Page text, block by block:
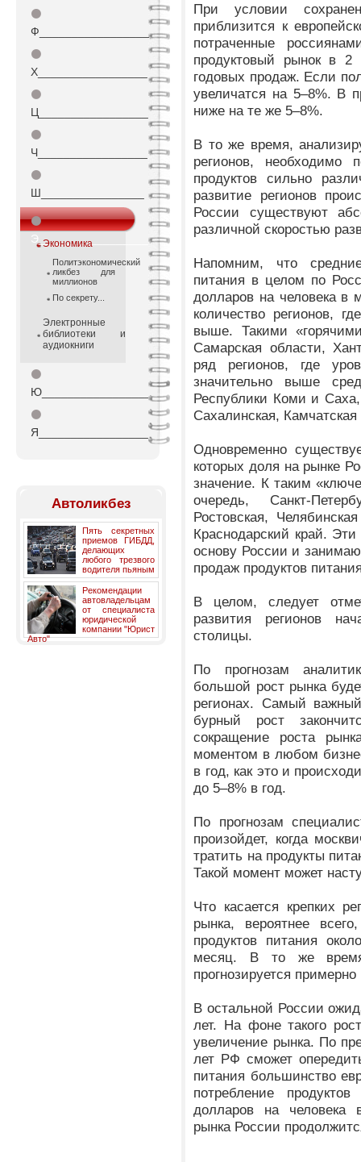
⚫
Ф_________________
⚫
Х_________________
⚫
Ц_________________
⚫
Ч_________________
⚫
Ш________________
⚫
Э_________________
Экономика
Политэкономический
ликбез для
миллионов
По секрету...
Электронные
библиотеки и
аудиокниги
⚫
Ю_________________
⚫
Я_________________
Автоликбез
Пять секретных
приемов ГИБДД,
делающих
любого трезвого
водителя пьяным
Рекомендации
автовладельцам
от специалиста
юридической
компании "Юрист
Авто"
При условии
приблизится к
потраченные
продуктовый рынок в
годовых продаж. Если
увеличатся на 5–8%. В
ниже на те же 5–8%.
В то же время,
регионов, необходимо
продуктов сильно
развитие регионов
России существуют
различной скоростью
Напомним, что
питания в целом по
долларов на человека в
количество регионов,
выше. Такими
Самарская области,
ряд регионов, где
значительно выше
Республики Коми и
Сахалинская,
Одновременно
которых доля на рынке
значение. К таким
очередь, Санкт-
Ростовская,
Краснодарский край.
основу России и
продаж продуктов
В целом, следует
развития регионов
столицы.
По прогнозам
большой рост рынка
регионах. Самый
бурный рост
сокращение роста
моментом в любом
в год, как это и
до 5–8% в год.
По прогнозам
произойдет, когда
тратить на продукты
Такой момент может
Что касается крепких
рынка, вероятнее
продуктов питания
месяц. В то же
прогнозируется
В остальной России
лет. На фоне такого
увеличение рынка. По
лет РФ сможет
питания большинство
потребление
долларов на человека
рынка России